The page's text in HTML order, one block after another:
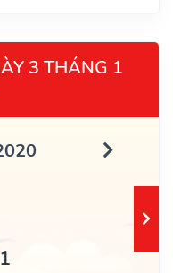
3 THÁNG 1